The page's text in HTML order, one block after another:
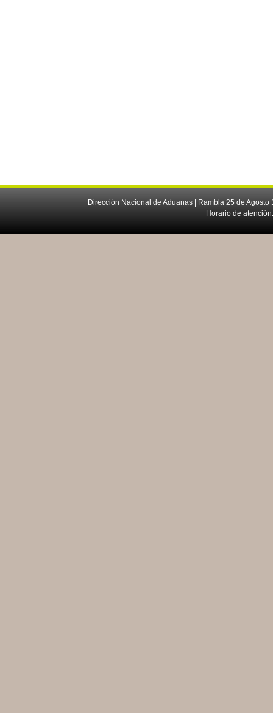
Dirección Nacional de Aduanas | Rambla 25 de
Horario de